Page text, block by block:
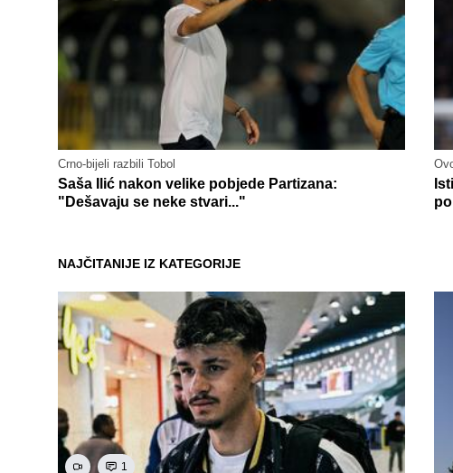
Crno-bijeli razbili Tobol
Saša Ilić nakon velike pobjede Partizana:
"Dešavaju se neke stvari..."
NAJČITANIJE IZ KATEGORIJE
1